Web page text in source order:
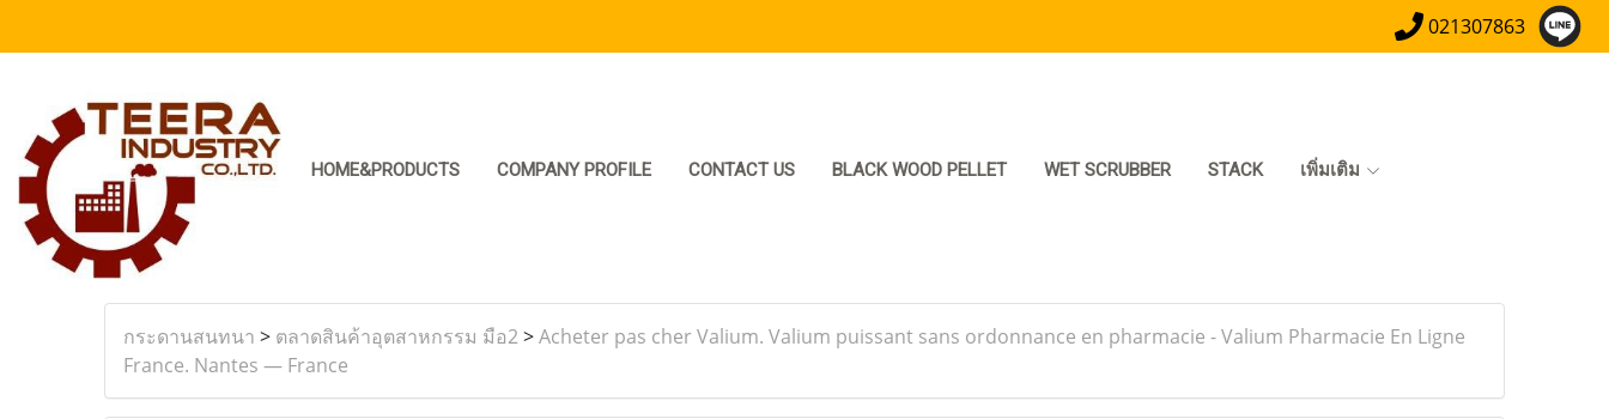
021307863
HOME&PRODUCTS COMPANY PROFILE CONTACT US BLACK WOOD PELLET WET SCRUBBER STACK เพิ่มเติม
กระดานสนทนา > ตลาดสินค้าอุตสาหกรรม มือ2>Acheter pas cher Valium. Valium puissant sans ordonnance en pharmacie - Valium Pharmacie En Ligne
France. Nantes — France